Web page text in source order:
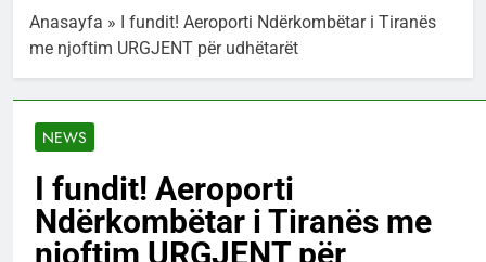
Anasayfa » I fundit! Aeroporti Ndërkombëtar i Tiranës
me njoftim URGJENT për udhëtarët
NEWS
I fundit! Aeroporti
Ndërkombëtar i Tiranës me
njoftim URGJENT për